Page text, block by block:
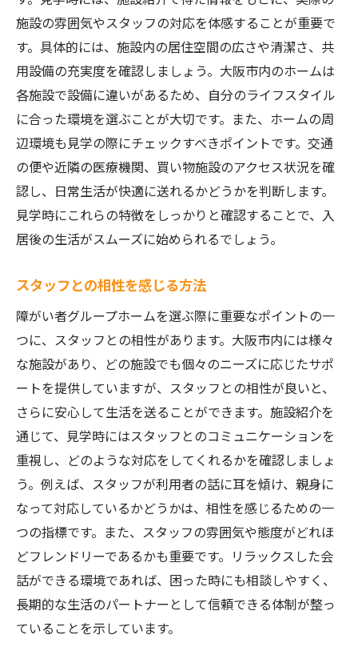
施設の雰囲気やスタッフの対応を体感することが重要で
す。具体的には、施設内の居住空間の広さや清潔さ、共
用設備の充実度を確認しましょう。大阪市内のホームは
各施設で設備に違いがあるため、自分のライフスタイル
に合った環境を選ぶことが大切です。また、ホームの周
辺環境も見学の際にチェックすべきポイントです。交通
の便や近隣の医療機関、買い物施設のアクセス状況を確
認し、日常生活が快適に送れるかどうかを判断します。
見学時にこれらの特徴をしっかりと確認することで、入
居後の生活がスムーズに始められるでしょう。
スタッフとの相性を感じる方法
障がい者グループホームを選ぶ際に重要なポイントの一
つに、スタッフとの相性があります。大阪市内には様々
な施設があり、どの施設でも個々のニーズに応じたサポ
ートを提供していますが、スタッフとの相性が良いと、
さらに安心して生活を送ることができます。施設紹介を
通じて、見学時にはスタッフとのコミュニケーションを
重視し、どのような対応をしてくれるかを確認しましょ
う。例えば、スタッフが利用者の話に耳を傾け、親身に
なって対応しているかどうかは、相性を感じるための一
つの指標です。また、スタッフの雰囲気や態度がどれほ
どフレンドリーであるかも重要です。リラックスした会
話ができる環境であれば、困った時にも相談しやすく、
長期的な生活のパートナーとして信頼できる体制が整っ
ていることを示しています。